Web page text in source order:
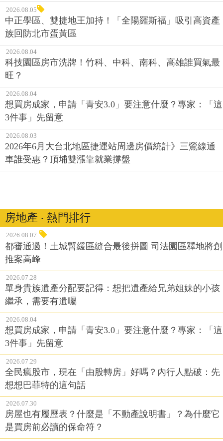
2026.08.05
中正學區、雙捷地王加持！「全陽羅斯福」吸引高資產
族回防北市蛋黃區
2026.08.04
科技園區房市洗牌！竹科、中科、南科、高雄誰買氣最
旺？
2026.08.04
想買房成家，申請「青安3.0」要注意什麼？專家：「這
3件事」先留意
2026.08.03
2026年6月大台北地區捷運站周邊房價統計》三鶯線通
車誰受惠？頂埔雙漲靠就業撐盤
房地產 ‧ 熱門排行
2026.08.07
都審通過！土城暫緩區縫合最後拼圖 司法園區釋地將創
推案高峰
2026.07.28
單身貴族遺產分配要記得：想把遺產給兄弟姐妹的小孩
繼承，需要有遺囑
2026.08.04
想買房成家，申請「青安3.0」要注意什麼？專家：「這
3件事」先留意
2026.07.29
全民瘋股市，現在「由股轉房」好嗎？內行人點破：先
想想巴菲特的這句話
2026.07.30
房屋也有履歷表？什麼是「不動產說明書」？為什麼它
是買房前必讀的保命符？